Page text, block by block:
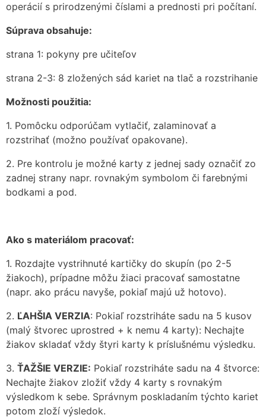
operácií s prirodzenými číslami a prednosti pri počítaní.
Súprava obsahuje:
strana 1: pokyny pre učiteľov
strana 2-3: 8 zložených sád kariet na tlač a rozstrihanie
Možnosti použitia:
1. Pomôcku odporúčam vytlačiť, zalaminovať a
rozstrihať (možno používať opakovane).
2. Pre kontrolu je možné karty z jednej sady označiť zo
zadnej strany napr. rovnakým symbolom či farebnými
bodkami a pod.
Ako s materiálom pracovať:
1. Rozdajte vystrihnuté kartičky do skupín (po 2-5
žiakoch), prípadne môžu žiaci pracovať samostatne
(napr. ako prácu navyše, pokiaľ majú už hotovo).
2. ĽAHŠIA VERZIA: Pokiaľ rozstriháte sadu na 5 kusov
(malý štvorec uprostred + k nemu 4 karty): Nechajte
žiakov skladať vždy štyri karty k príslušnému výsledku.
3. ŤAŽŠIE VERZIE: Pokiaľ rozstriháte sadu na 4 štvorce:
Nechajte žiakov zložiť vždy 4 karty s rovnakým
výsledkom k sebe. Správnym poskladaním týchto kariet
potom zloží výsledok.